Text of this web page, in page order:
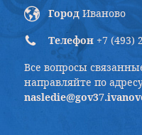
Город Иваново
Телефон +7 (493)
Все вопросы
направляйте по